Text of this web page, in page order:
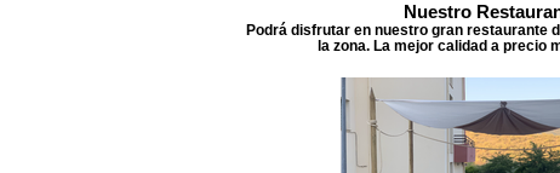
Nuestro
Podrá disfrutar en nuestro gran restaurante
la zona. La mejor calidad a precio